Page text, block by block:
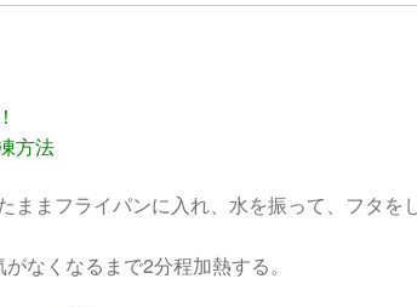
方法
ままフライパンに入れ、水を振って、フタを
なくなるまで2分程加熱する。